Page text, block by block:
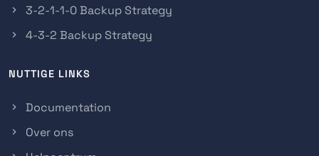
3-2-1-1-0 Backup Strategy
4-3-2 Backup Strategy
NUTTIGE LINKS
Documentation
Over ons